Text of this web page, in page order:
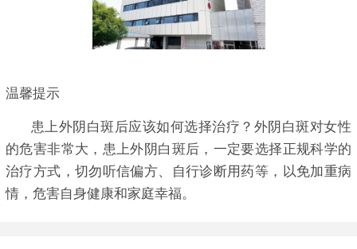
温馨提示
患上外阴白斑后应该如何选择治疗？外阴白斑对女性
的危害非常大，患上外阴白斑后，一定要选择正规科学的
治疗方式，切勿听信偏方、自行诊断用药等，以免加重病
情，危害自身健康和家庭幸福。